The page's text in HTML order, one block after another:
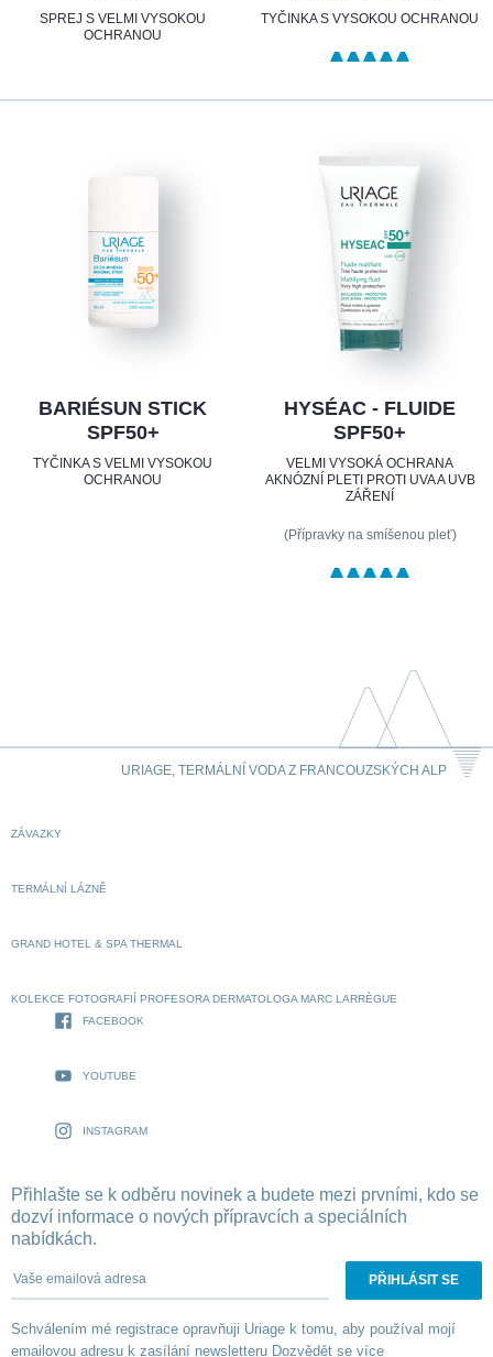
SPREJ S VELMI VYSOKOU
OCHRANOU
TYČINKA S VYSOKOU OCHRANOU
BARIÉSUN STICK
SPF50+
TYČINKA S VELMI VYSOKOU
OCHRANOU
HYSÉAC - FLUIDE
SPF50+
VELMI VYSOKÁ OCHRANA
AKNÓZNÍ PLETI PROTI UVA A UVB
ZÁŘENÍ
(Přípravky na smíšenou pleť)
URIAGE, TERMÁLNÍ VODA Z FRANCOUZSKÝCH ALP
ZÁVAZKY
TERMÁLNÍ LÁZNĚ
GRAND HOTEL & SPA THERMAL
KOLEKCE FOTOGRAFIÍ PROFESORA DERMATOLOGA MARC LARRÈGUE
FACEBOOK
YOUTUBE
INSTAGRAM
Přihlašte se k odběru novinek a budete mezi prvními, kdo se
dozví informace o nových přípravcích a speciálních
nabídkách.
Vaše emailová adresa
Schválením mé registrace opravňuji Uriage k tomu, aby používal mojí
emailovou adresu k zasílání newsletteru Dozvědět se více